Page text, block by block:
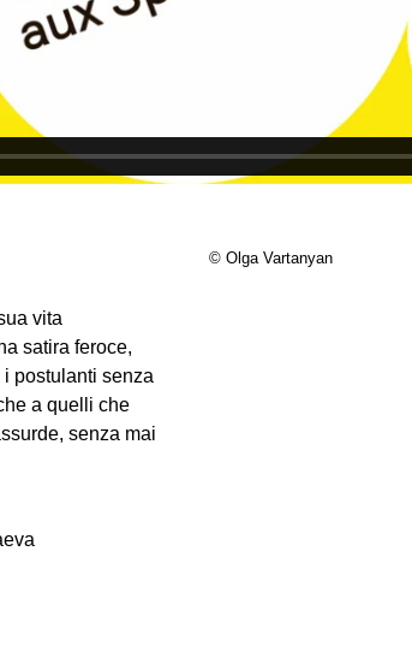
vita
satira feroce,
postulanti senza
a quelli che
senza mai
© Olga Vartanyan